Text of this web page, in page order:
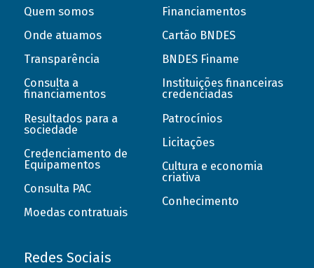
Quem somos
Onde atuamos
Transparência
Consulta a
financiamentos
Resultados para a
sociedade
Credenciamento de
Equipamentos
Consulta PAC
Moedas contratuais
Financiamentos
Cartão BNDES
BNDES Finame
Instituições financeiras
credenciadas
Patrocínios
Licitações
Cultura e economia
criativa
Conhecimento
Redes Sociais